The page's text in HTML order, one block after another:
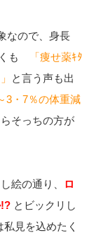
なので、身長
も
「痩せ薬ｷﾀ
と言う声も出
3・7％の体重減
そっちの方が
絵の通り、
ロ
とビックリし
見を込めたく